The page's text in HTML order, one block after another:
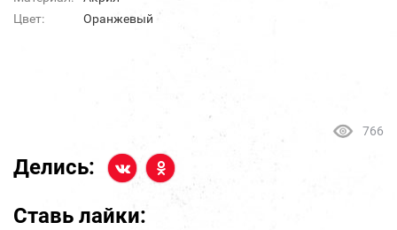
Цвет:
Оранжевый
766
Делись:
Ставь лайки: